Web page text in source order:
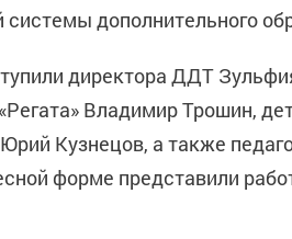
дополнительного
директора ДДТ
Владимир Трошин,
Кузнецов, а также
форме представили